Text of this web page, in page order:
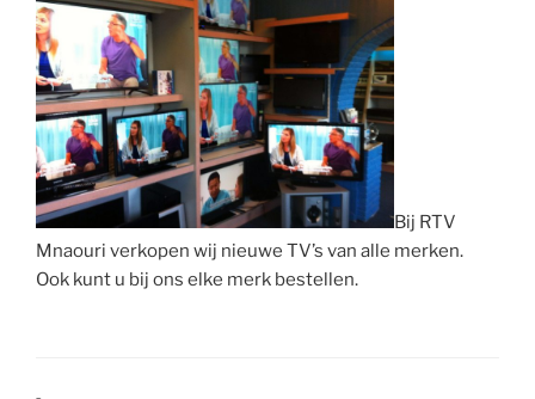
Bij RTV
Mnaouri verkopen wij nieuwe TV’s van alle merken.
Ook kunt u bij ons elke merk bestellen.